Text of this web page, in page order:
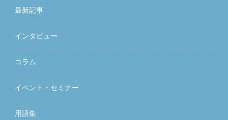
最新記事
インタビュー
コラム
イベント・セミナー
用語集